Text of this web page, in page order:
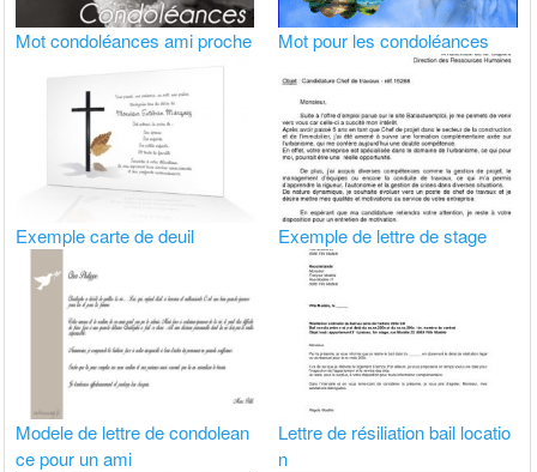
Mot condoléances ami proche Mot pour les condoléances
Exemple carte de deuil Exemple de lettre de stage
Modele de lettre de condolean
ce pour un ami
Lettre de résiliation bail locatio
n